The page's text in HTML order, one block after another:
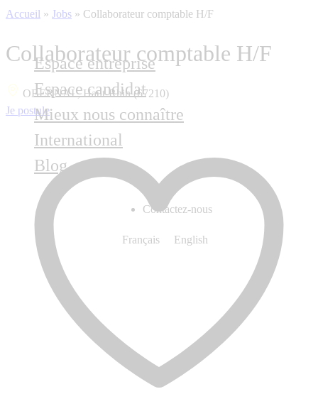
Espace entreprise
Espace candidat
Mieux nous connaître
International
Blog
Contactez-nous
Français English
Accueil » Jobs » Collaborateur comptable H/F
Collaborateur comptable H/F
OBERNAI , Haut-Rhin (67210)
Je postule